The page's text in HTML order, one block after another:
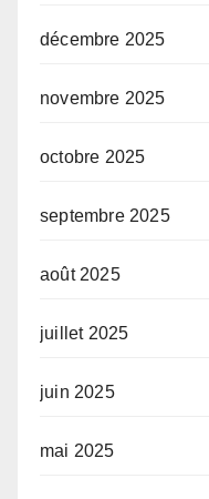
décembre 2025
novembre 2025
octobre 2025
septembre 2025
août 2025
juillet 2025
juin 2025
mai 2025